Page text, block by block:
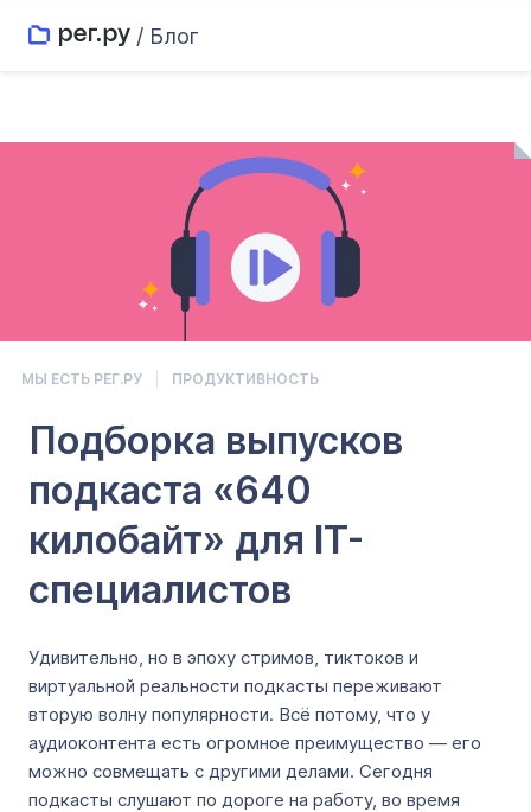
/ Блог
МЫ ЕСТЬ РЕГ.РУ ПРОДУКТИВНОСТЬ
Подборка выпусков
подкаста «640
килобайт» для IT-
специалистов
Удивительно, но в эпоху стримов, тиктоков и
виртуальной реальности подкасты переживают
вторую волну популярности. Всё потому, что у
аудиоконтента есть огромное преимущество — его
можно совмещать с другими делами. Сегодня
подкасты слушают по дороге на работу, во время